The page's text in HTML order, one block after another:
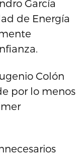
García
de Energía
Colón
por lo menos